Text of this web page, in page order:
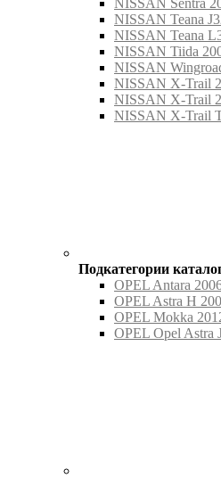
NISSAN Sentra
NISSAN Teana
NISSAN Teana
NISSAN Tiida
NISSAN
NISSAN X-Trail
NISSAN X-Trail
NISSAN X-Trail
Подкатегории
OPEL Antara
OPEL Astra H
OPEL Mokka
OPEL Opel Astra